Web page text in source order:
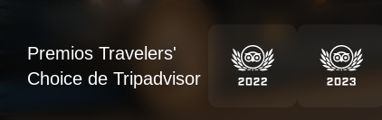
Premios Travelers'
Choice de Tripadvisor